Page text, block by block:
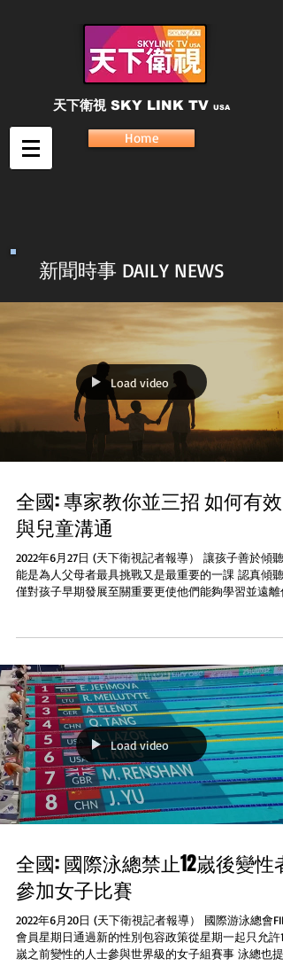
天下衛視 SKY LINK TV USA
Home
新聞時事 DAILY NEWS
Load video
全國: 專家教你並三招 如何有效
與兒童溝通
2022年6月27日 (天下衛視記者報導） 讓孩子善於傾聽
能是為人父母者最具挑戰又是最重要的一課 認真傾聽
僅對孩子早期發展至關重要更使他們能夠學習並遠離
致爭吵和發脾氣因此...
Load video
全國: 國際泳總禁止12嵗後變性者
參加女子比賽
2022年6月20日 (天下衛視記者報導） 國際游泳總會
會員星期日通過新的性別包容政策從星期一起只允許12
嵗之前變性的人士參與世界級的女子組賽事 泳總也提